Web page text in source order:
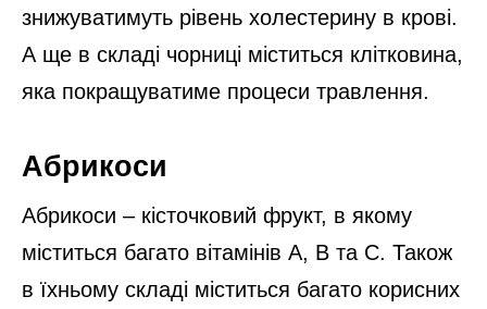
знижуватимуть рівень холестерину в крові.
А ще в складі чорниці міститься клітковина,
яка покращуватиме процеси травлення.
Абрикоси
Абрикоси – кісточковий фрукт, в якому
міститься багато вітамінів А, В та С. Також
в їхньому складі міститься багато корисних